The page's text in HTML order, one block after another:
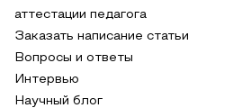
аттестации педагога
Заказать написание статьи
Вопросы и ответы
Интервью
Научный блог